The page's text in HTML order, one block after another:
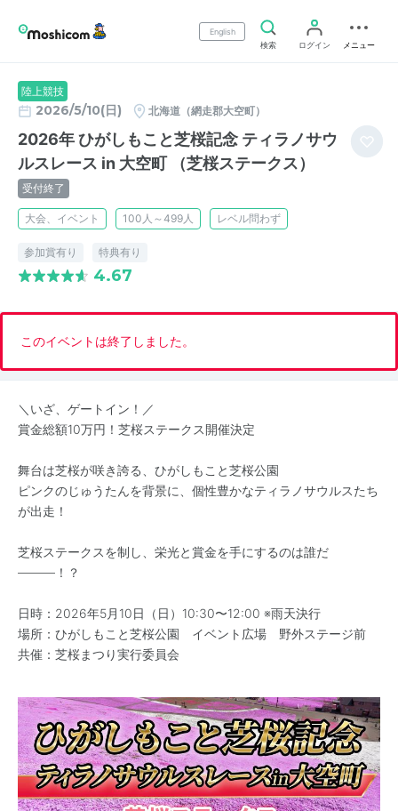
English
検索
ログイン メニュー
陸上競技
2026/5/10(日) 北海道（網走郡大空町）
2026年 ひがしもこと芝桜記念 ティラノサウ
ルスレース in 大空町 （芝桜ステークス）
受付終了
大会、イベント 100人～499人 レベル問わず
参加賞有り 特典有り
4.67
このイベントは終了しました。
＼いざ、ゲートイン！／
賞金総額10万円！芝桜ステークス開催決定
舞台は芝桜が咲き誇る、ひがしもこと芝桜公園
ピンクのじゅうたんを背景に、個性豊かなティラノサウルスたち
が出走！
芝桜ステークスを制し、栄光と賞金を手にするのは誰だ
———！？
日時：2026年5月10日（日）10:30〜12:00 ※雨天決行
場所：ひがしもこと芝桜公園 イベント広場 野外ステージ前
共催：芝桜まつり実行委員会